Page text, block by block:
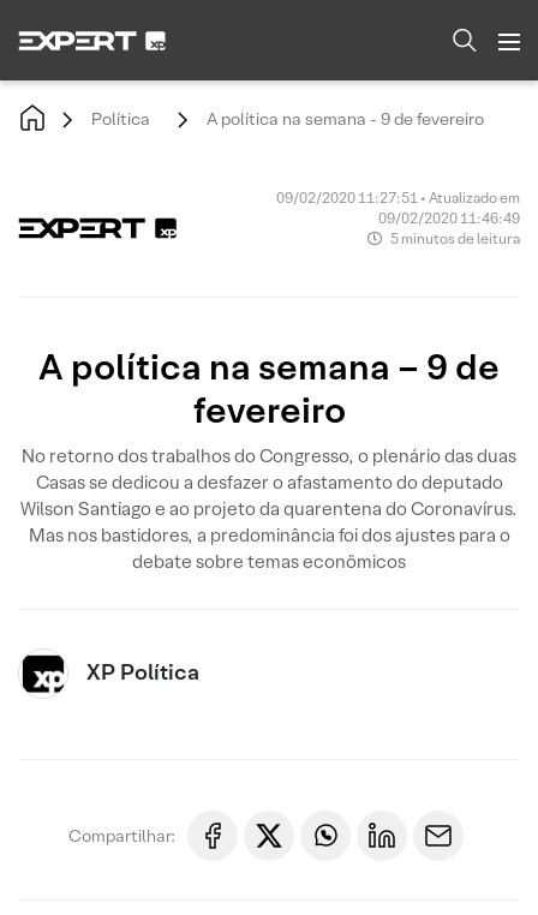
Política A política na semana - 9 de fevereiro
09/02/2020 11:27:51 • Atualizado em
09/02/2020 11:46:49
5 minutos de leitura
A política na semana – 9 de
fevereiro
No retorno dos trabalhos do Congresso, o plenário das duas
Casas se dedicou a desfazer o afastamento do deputado
Wilson Santiago e ao projeto da quarentena do Coronavírus.
Mas nos bastidores, a predominância foi dos ajustes para o
debate sobre temas econômicos
XP Política
Compartilhar: